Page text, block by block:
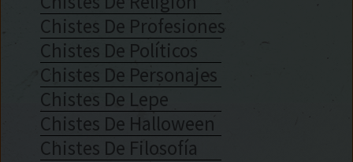
Chistes De Profesiones
Chistes De Políticos
Chistes De Personajes
Chistes De Lepe
Chistes De Halloween
Chistes De Filosofía